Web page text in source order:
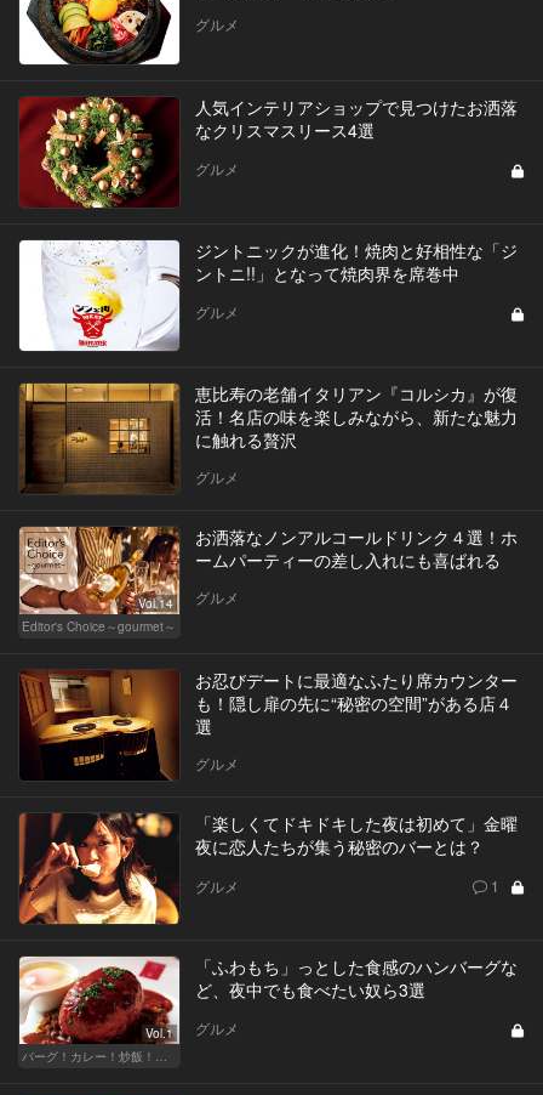
グルメ
人気インテリアショップで見つけたお洒落
なクリスマスリース4選
グルメ
ジントニックが進化！焼肉と好相性な「ジ
ントニ!!」となって焼肉界を席巻中
グルメ
恵比寿の老舗イタリアン『コルシカ』が復
活！名店の味を楽しみながら、新たな魅力
に触れる贅沢
グルメ
Vol.14
Editor's Choice～gourmet～
お洒落なノンアルコールドリンク４選！ホ
ームパーティーの差し入れにも喜ばれる
グルメ
お忍びデートに最適なふたり席カウンター
も！隠し扉の先に“秘密の空間”がある店４
選
グルメ
「楽しくてドキドキした夜は初めて」金曜
夜に恋人たちが集う秘密のバーとは？
グルメ 1
Vol.1
「ふわもち」っとした食感のハンバーグな
ど、夜中でも食べたい奴ら3選
グルメ